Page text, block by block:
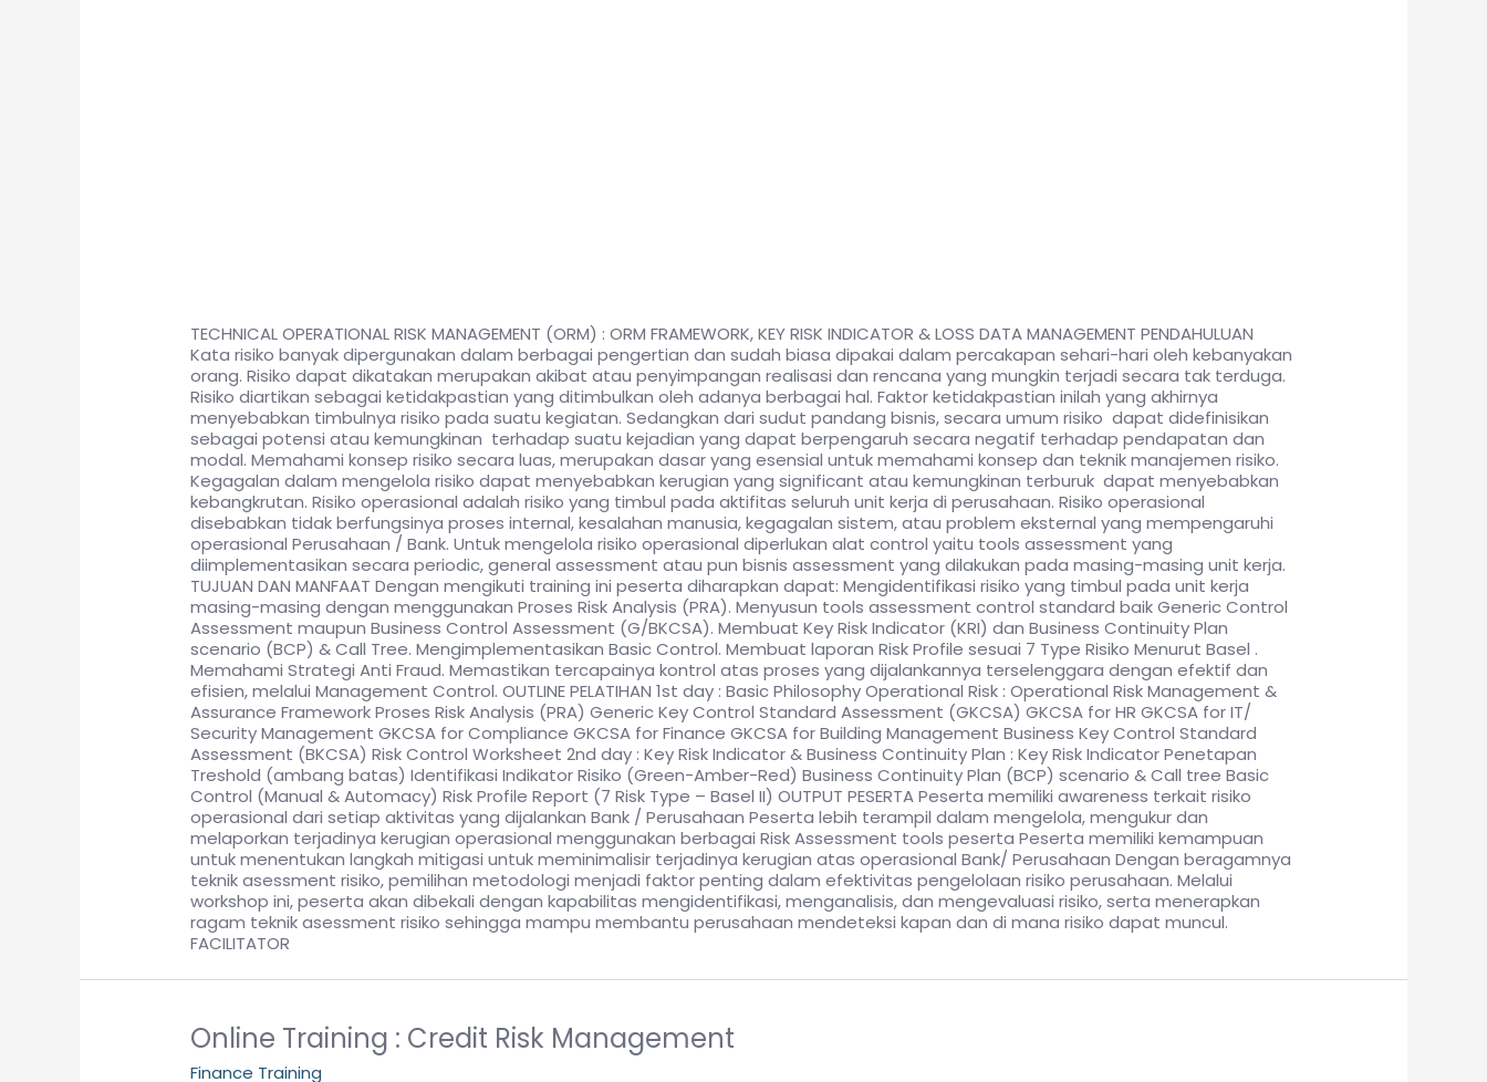
TECHNICAL OPERATIONAL RISK MANAGEMENT (ORM) : ORM FRAMEWORK, KEY RISK INDICATOR & LOSS DATA MANAGEMENT PENDAHULUAN
Kata risiko banyak dipergunakan dalam berbagai pengertian dan sudah biasa dipakai dalam percakapan sehari-hari oleh kebanyakan
orang. Risiko dapat dikatakan merupakan akibat atau penyimpangan realisasi dan rencana yang mungkin terjadi secara tak terduga.
Risiko diartikan sebagai ketidakpastian yang ditimbulkan oleh adanya berbagai hal. Faktor ketidakpastian inilah yang akhirnya
menyebabkan timbulnya risiko pada suatu kegiatan. Sedangkan dari sudut pandang bisnis, secara umum risiko dapat didefinisikan
sebagai potensi atau kemungkinan terhadap suatu kejadian yang dapat berpengaruh secara negatif terhadap pendapatan dan
modal. Memahami konsep risiko secara luas, merupakan dasar yang esensial untuk memahami konsep dan teknik manajemen risiko.
Kegagalan dalam mengelola risiko dapat menyebabkan kerugian yang significant atau kemungkinan terburuk dapat menyebabkan
kebangkrutan. Risiko operasional adalah risiko yang timbul pada aktifitas seluruh unit kerja di perusahaan. Risiko operasional
disebabkan tidak berfungsinya proses internal, kesalahan manusia, kegagalan sistem, atau problem eksternal yang mempengaruhi
operasional Perusahaan / Bank. Untuk mengelola risiko operasional diperlukan alat control yaitu tools assessment yang
diimplementasikan secara periodic, general assessment atau pun bisnis assessment yang dilakukan pada masing-masing unit kerja.
TUJUAN DAN MANFAAT Dengan mengikuti training ini peserta diharapkan dapat: Mengidentifikasi risiko yang timbul pada unit kerja
masing-masing dengan menggunakan Proses Risk Analysis (PRA). Menyusun tools assessment control standard baik Generic Control
Assessment maupun Business Control Assessment (G/BKCSA). Membuat Key Risk Indicator (KRI) dan Business Continuity Plan
scenario (BCP) & Call Tree. Mengimplementasikan Basic Control. Membuat laporan Risk Profile sesuai 7 Type Risiko Menurut Basel .
Memahami Strategi Anti Fraud. Memastikan tercapainya kontrol atas proses yang dijalankannya terselenggara dengan efektif dan
efisien, melalui Management Control. OUTLINE PELATIHAN 1st day : Basic Philosophy Operational Risk : Operational Risk Management &
Assurance Framework Proses Risk Analysis (PRA) Generic Key Control Standard Assessment (GKCSA) GKCSA for HR GKCSA for IT/
Security Management GKCSA for Compliance GKCSA for Finance GKCSA for Building Management Business Key Control Standard
Assessment (BKCSA) Risk Control Worksheet 2nd day : Key Risk Indicator & Business Continuity Plan : Key Risk Indicator Penetapan
Treshold (ambang batas) Identifikasi Indikator Risiko (Green-Amber-Red) Business Continuity Plan (BCP) scenario & Call tree Basic
Control (Manual & Automacy) Risk Profile Report (7 Risk Type – Basel II) OUTPUT PESERTA Peserta memiliki awareness terkait risiko
operasional dari setiap aktivitas yang dijalankan Bank / Perusahaan Peserta lebih terampil dalam mengelola, mengukur dan
melaporkan terjadinya kerugian operasional menggunakan berbagai Risk Assessment tools peserta Peserta memiliki kemampuan
untuk menentukan langkah mitigasi untuk meminimalisir terjadinya kerugian atas operasional Bank/ Perusahaan Dengan beragamnya
teknik asessment risiko, pemilihan metodologi menjadi faktor penting dalam efektivitas pengelolaan risiko perusahaan. Melalui
workshop ini, peserta akan dibekali dengan kapabilitas mengidentifikasi, menganalisis, dan mengevaluasi risiko, serta menerapkan
ragam teknik asessment risiko sehingga mampu membantu perusahaan mendeteksi kapan dan di mana risiko dapat muncul.
FACILITATOR
Online Training : Credit Risk Management
Finance Training